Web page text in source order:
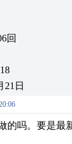
回
21日
的吗。要是最